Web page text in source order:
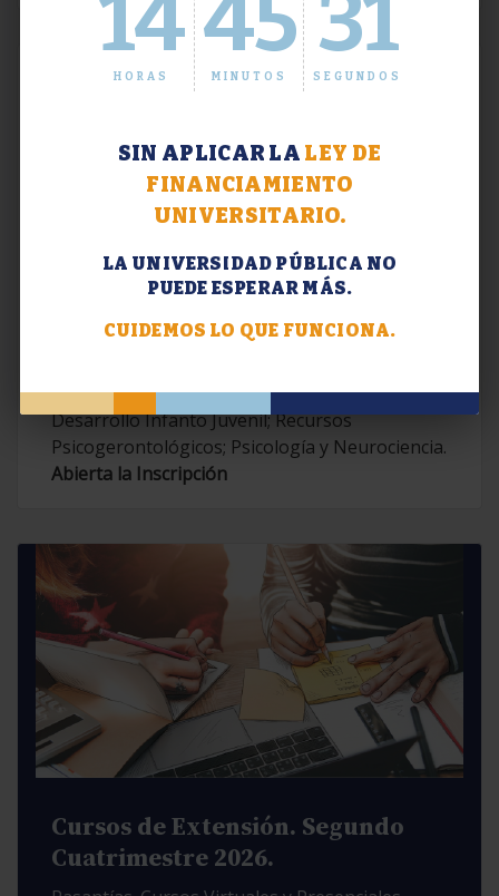
14
HORAS
45
MINUTOS
32
SEGUNDOS
SIN APLICAR LA LEY DE
FINANCIAMIENTO
UNIVERSITARIO.
LA UNIVERSIDAD PÚBLICA NO
PUEDE ESPERAR MÁS.
CUIDEMOS LO QUE FUNCIONA.
Extensión. Diplomaturas 2026.
Contemporáneas; Problemáticas en el
Desarrollo Infanto Juvenil; Recursos
Psicogerontológicos; Psicología y Neurociencia.
Abierta la Inscripción
Cursos de Extensión. Segundo
Cuatrimestre 2026.